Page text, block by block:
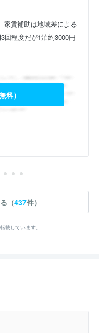
家賃補助は地域差による
回程度だが1泊約3000円
料）
（437件）
載しています。